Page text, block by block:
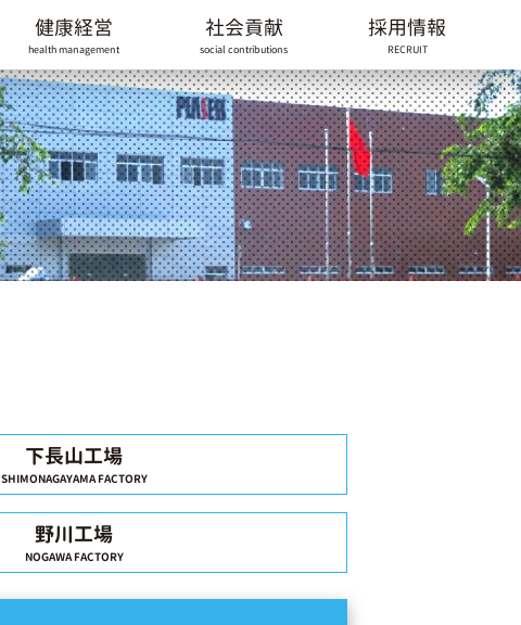
健康経営
health management
社会貢献
social contributions
採用情報
RECRUIT
下長山工場
SHIMONAGAYAMA FACTORY
野川工場
NOGAWA FACTORY